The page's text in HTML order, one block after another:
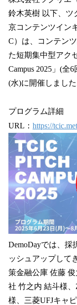
数
を
読
み
込
み
中
で
鈴木英樹 以下、ツ
京コンテンツイン
C）は、コンテン
た短期集中型アク
Campus 2025」(全
(水)に開催しました
プログラム詳細
URL： https://
DemoDayでは、採
ッシュアップして
策金融公庫 佐藤
社 竹之内 結斗様、
様、三菱UFJキャ